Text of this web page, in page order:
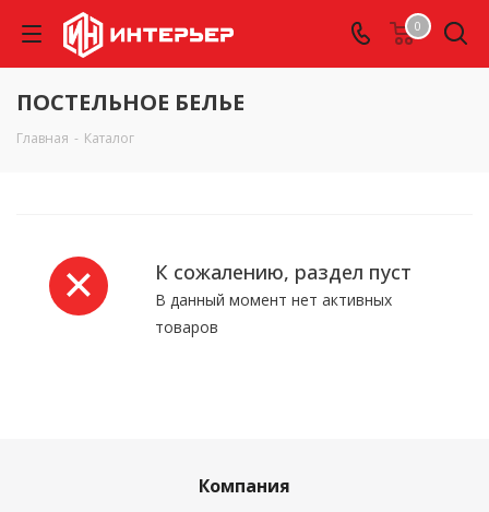
0
ПОСТЕЛЬНОЕ БЕЛЬЕ
Главная - Каталог
К сожалению, раздел пуст
В данный момент нет активных
товаров
Компания